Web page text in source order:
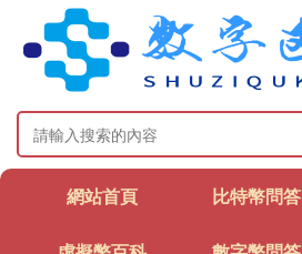
網站首頁 比特幣問答